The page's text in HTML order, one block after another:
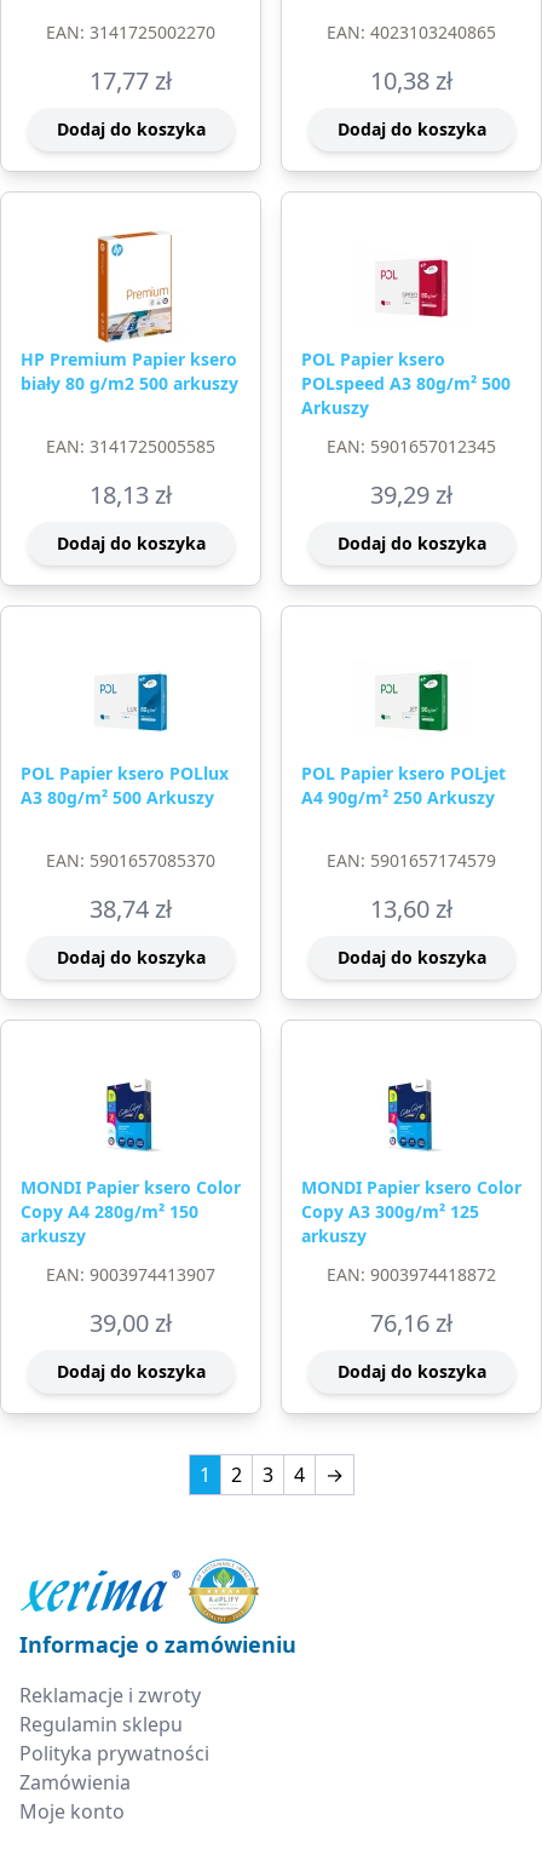
EAN: 3141725002270
17,77zł
Dodaj do koszyka
EAN: 4023103240865
10,38zł
Dodaj do koszyka
HP Premium Papier ksero
biały 80 g/m2 500 arkuszy
EAN: 3141725005585
18,13zł
Dodaj do koszyka
POL Papier ksero
POLspeed A3 80g/m² 500
Arkuszy
EAN: 5901657012345
39,29zł
Dodaj do koszyka
POL Papier ksero POLlux
A3 80g/m² 500 Arkuszy
EAN: 5901657085370
38,74zł
Dodaj do koszyka
POL Papier ksero POLjet
A4 90g/m² 250 Arkuszy
EAN: 5901657174579
13,60zł
Dodaj do koszyka
MONDI Papier ksero Color
Copy A4 280g/m² 150
arkuszy
EAN: 9003974413907
39,00zł
Dodaj do koszyka
MONDI Papier ksero Color
Copy A3 300g/m² 125
arkuszy
EAN: 9003974418872
76,16zł
Dodaj do koszyka
1 2 3 4 →
Informacje o zamówieniu
Reklamacje i zwroty
Regulamin sklepu
Polityka prywatności
Zamówienia
Moje konto